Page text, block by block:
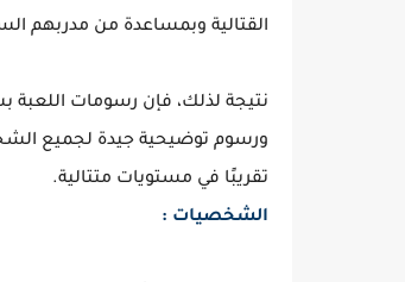
القتالية وبمساعدة من مدربهم
نتيجة لذلك، فإن رسومات اللعبة
ورسوم توضيحية جيدة لجميع
تقريبًا في مستويات متتالية.
الشخصيات :